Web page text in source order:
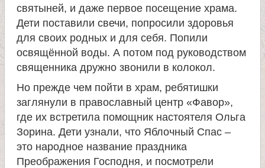
и
ц
л
и
святыней, и даже первое посещение храма.
Дети поставили свечи, попросили здоровья
для своих родных и для себя. Попили
освящённой воды. А потом под руководством
священника дружно звонили в колокол.
Но прежде чем пойти в храм, ребятишки
заглянули в православный центр «Фавор»,
где их встретила помощник настоятеля Ольга
Зорина. Дети узнали, что Яблочный Спас –
это народное название праздника
Преображения Господня, и посмотрели